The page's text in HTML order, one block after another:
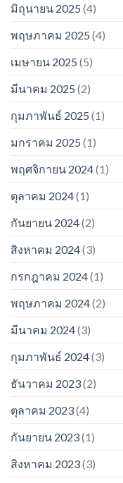
มิถุนายน 2025 (4)
พฤษภาคม 2025 (4)
เมษายน 2025 (5)
มีนาคม 2025 (2)
กุมภาพันธ์ 2025 (1)
มกราคม 2025 (1)
พฤศจิกายน 2024(1)
ตุลาคม 2024(1)
กันยายน 2024(2)
สิงหาคม 2024(3)
กรกฎาคม 2024(1)
พฤษภาคม 2024(2)
มีนาคม 2024(3)
กุมภาพันธ์ 2024(3)
ธันวาคม 2023(2)
ตุลาคม 2023(4)
กันยายน 2023(1)
สิงหาคม 2023(3)